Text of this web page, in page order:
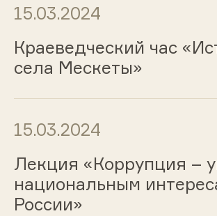
15.03.2024
Краеведческий час
села Мескеты»
15.03.2024
Лекция «Коррупция –
национальным
России»